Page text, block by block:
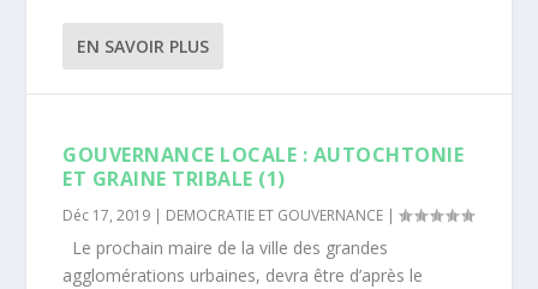
EN SAVOIR PLUS
GOUVERNANCE LOCALE : AUTOCHTONIE
ET GRAINE TRIBALE (1)
Déc 17, 2019 | DEMOCRATIE ET GOUVERNANCE |
Le prochain maire de la ville des grandes
agglomérations urbaines, devra être d’après le